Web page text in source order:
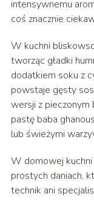
intensywnemu
coś znacznie
W kuchni
tworząc gładki
dodatkiem soku z
powstaje gęsty
wersji z pieczonym
pastę baba
lub świeżymi
W domowej
prostych daniach,
technik ani